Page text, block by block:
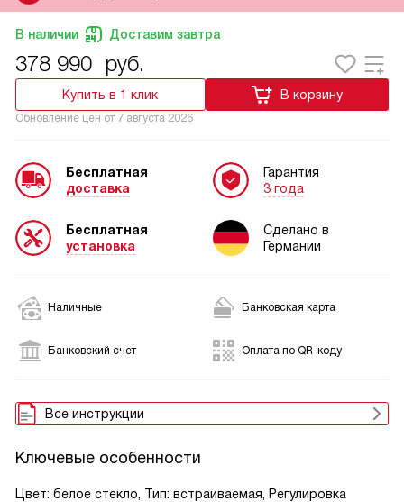
В наличии Доставим завтра
378 990 руб.
Купить в 1 клик В корзину
Обновление цен от 7 августа 2026
Бесплатная
доставка
Бесплатная
установка
Гарантия
3 года
Сделано в
Германии
Наличные Банковская карта
Банковский счет Оплата по QR-коду
Все инструкции
Ключевые особенности
Цвет: белое стекло, Тип: встраиваемая, Регулировка